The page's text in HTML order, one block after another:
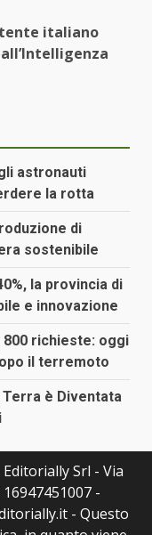
italiano
astronauti
la rotta
di
sostenibile
la provincia di
e innovazione
richieste: oggi
il terremoto
Terra è Diventata
Srl - Via
-
- Questo